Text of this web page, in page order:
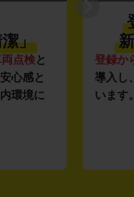
」
点検と
心感と
環境に
登録か
導入し
います